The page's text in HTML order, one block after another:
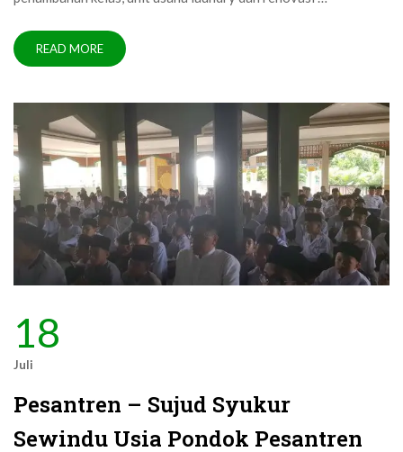
READ MORE
18
Juli
Pesantren – Sujud Syukur
Sewindu Usia Pondok Pesantren